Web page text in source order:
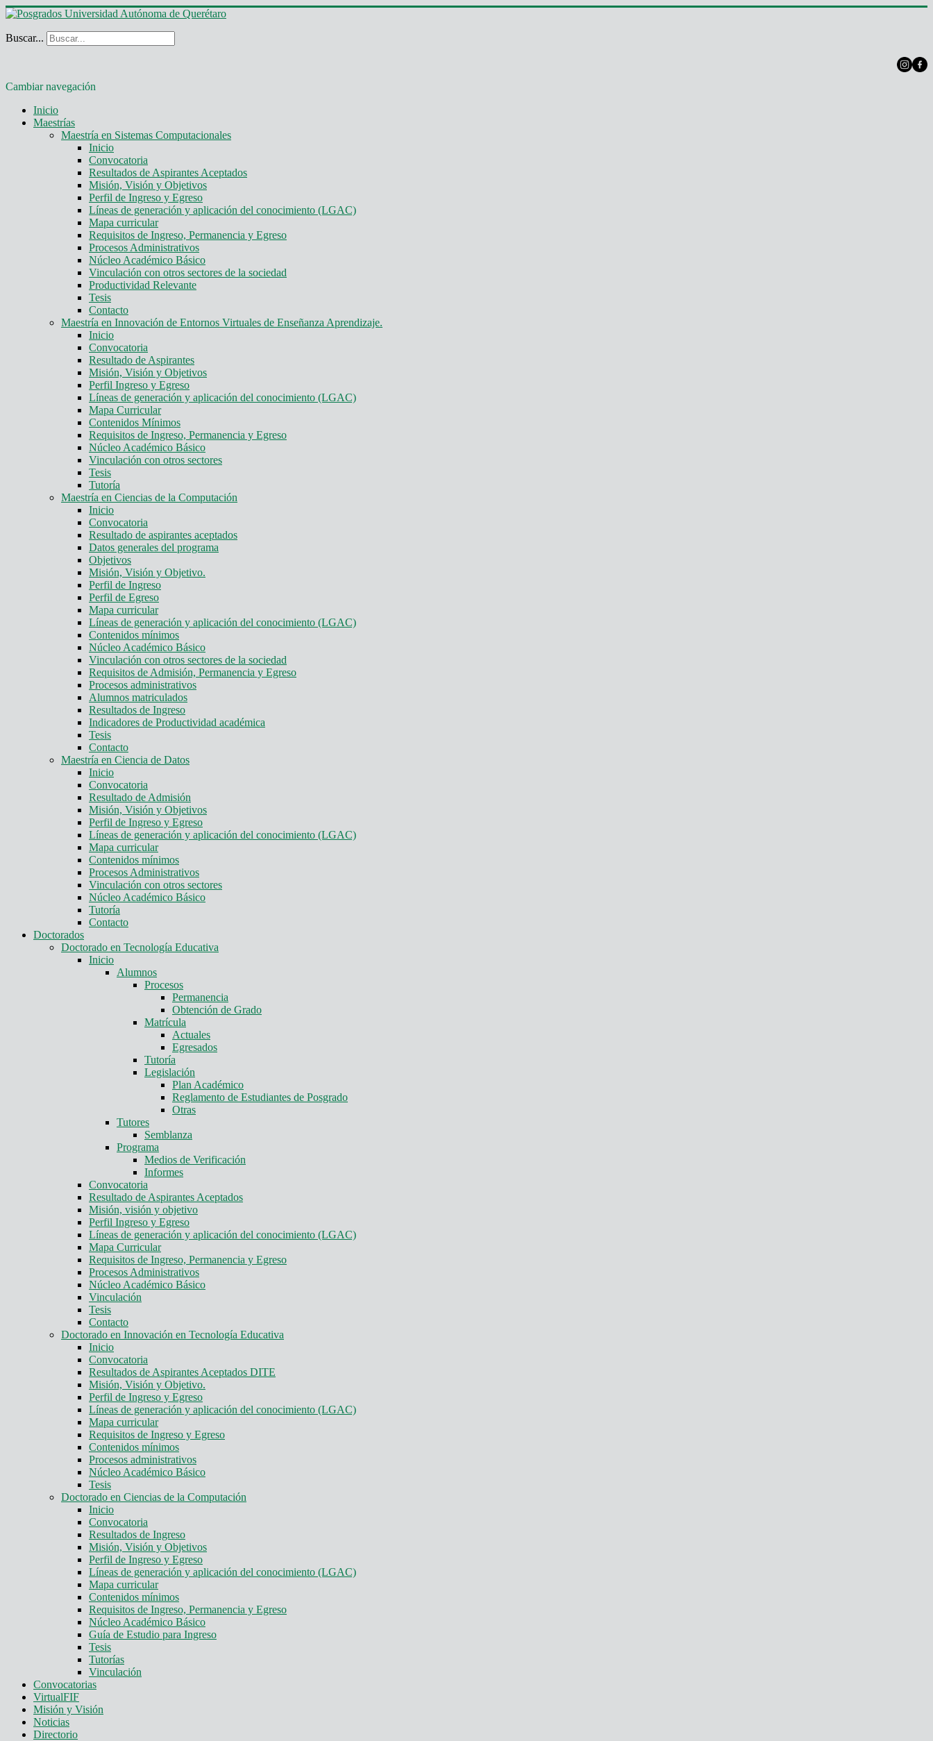
Buscar...
Cambiar navegación
Inicio
Maestrías
Maestría en Sistemas Computacionales
Inicio
Convocatoria
Resultados de Aspirantes Aceptados
Misión, Visión y Objetivos
Perfil de Ingreso y Egreso
Líneas de generación y aplicación del conocimiento (LGAC)
Mapa curricular
Requisitos de Ingreso, Permanencia y Egreso
Procesos Administrativos
Núcleo Académico Básico
Vinculación con otros sectores de la sociedad
Productividad Relevante
Tesis
Contacto
Maestría en Innovación de Entornos Virtuales de Enseñanza Aprendizaje.
Inicio
Convocatoria
Resultado de Aspirantes
Misión, Visión y Objetivos
Perfil Ingreso y Egreso
Líneas de generación y aplicación del conocimiento (LGAC)
Mapa Curricular
Contenidos Mínimos
Requisitos de Ingreso, Permanencia y Egreso
Núcleo Académico Básico
Vinculación con otros sectores
Tesis
Tutoría
Maestría en Ciencias de la Computación
Inicio
Convocatoria
Resultado de aspirantes aceptados
Datos generales del programa
Objetivos
Misión, Visión y Objetivo.
Perfil de Ingreso
Perfil de Egreso
Mapa curricular
Líneas de generación y aplicación del conocimiento (LGAC)
Contenidos mínimos
Núcleo Académico Básico
Vinculación con otros sectores de la sociedad
Requisitos de Admisión, Permanencia y Egreso
Procesos administrativos
Alumnos matriculados
Resultados de Ingreso
Indicadores de Productividad académica
Tesis
Contacto
Maestría en Ciencia de Datos
Inicio
Convocatoria
Resultado de Admisión
Misión, Visión y Objetivos
Perfil de Ingreso y Egreso
Líneas de generación y aplicación del conocimiento (LGAC)
Mapa curricular
Contenidos mínimos
Procesos Administrativos
Vinculación con otros sectores
Núcleo Académico Básico
Tutoría
Contacto
Doctorados
Doctorado en Tecnología Educativa
Inicio
Alumnos
Procesos
Permanencia
Obtención de Grado
Matrícula
Actuales
Egresados
Tutoría
Legislación
Plan Académico
Reglamento de Estudiantes de Posgrado
Otras
Tutores
Semblanza
Programa
Medios de Verificación
Informes
Convocatoria
Resultado de Aspirantes Aceptados
Misión, visión y objetivo
Perfil Ingreso y Egreso
Líneas de generación y aplicación del conocimiento (LGAC)
Mapa Curricular
Requisitos de Ingreso, Permanencia y Egreso
Procesos Administrativos
Núcleo Académico Básico
Vinculación
Tesis
Contacto
Doctorado en Innovación en Tecnología Educativa
Inicio
Convocatoria
Resultados de Aspirantes Aceptados DITE
Misión, Visión y Objetivo.
Perfil de Ingreso y Egreso
Líneas de generación y aplicación del conocimiento (LGAC)
Mapa curricular
Requisitos de Ingreso y Egreso
Contenidos mínimos
Procesos administrativos
Núcleo Académico Básico
Tesis
Doctorado en Ciencias de la Computación
Inicio
Convocatoria
Resultados de Ingreso
Misión, Visión y Objetivos
Perfil de Ingreso y Egreso
Líneas de generación y aplicación del conocimiento (LGAC)
Mapa curricular
Contenidos mínimos
Requisitos de Ingreso, Permanencia y Egreso
Núcleo Académico Básico
Guía de Estudio para Ingreso
Tesis
Tutorías
Vinculación
Convocatorias
VirtualFIF
Misión y Visión
Noticias
Directorio